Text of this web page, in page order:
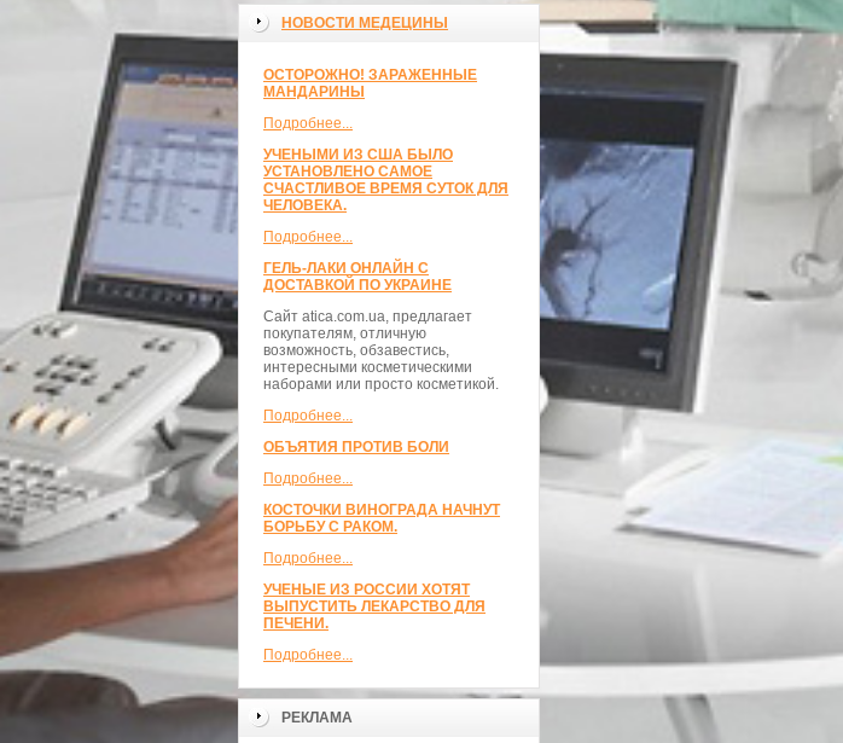
НОВОСТИ МЕДЕЦИНЫ
ОСТОРОЖНО! ЗАРАЖЕННЫЕ
МАНДАРИНЫ
Подробнее...
УЧЕНЫМИ ИЗ США БЫЛО
УСТАНОВЛЕНО САМОЕ
СЧАСТЛИВОЕ ВРЕМЯ СУТОК ДЛЯ
ЧЕЛОВЕКА.
Подробнее...
ГЕЛЬ-ЛАКИ ОНЛАЙН С
ДОСТАВКОЙ ПО УКРАИНЕ
Сайт atica.com.ua, предлагает
покупателям, отличную
возможность, обзавестись,
интересными косметическими
наборами или просто косметикой.
Подробнее...
ОБЪЯТИЯ ПРОТИВ БОЛИ
Подробнее...
КОСТОЧКИ ВИНОГРАДА НАЧНУТ
БОРЬБУ С РАКОМ.
Подробнее...
УЧЕНЫЕ ИЗ РОССИИ ХОТЯТ
ВЫПУСТИТЬ ЛЕКАРСТВО ДЛЯ
ПЕЧЕНИ.
Подробнее...
РЕКЛАМА